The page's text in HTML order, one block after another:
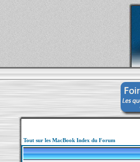
Aller
Tout sur les MacBook Index du Forum